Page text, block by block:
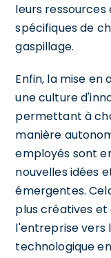
leurs
spécifiques de
gaspillage.
Enfin, la mise
une culture
permettant à
manière
employés sont
nouvelles idées
émergentes.
plus créatives
l'entreprise vers
technologique